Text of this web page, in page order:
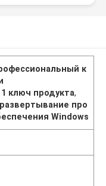
к
ключ продукта,
про
Windows